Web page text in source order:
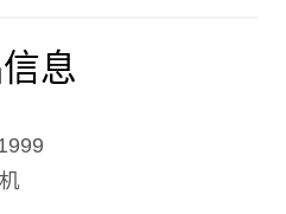
息